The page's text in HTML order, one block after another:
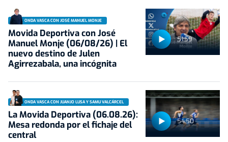
51:59
ONDA VASCA CON JOSÉ MANUEL MONJE
Movida Deportiva con José
Manuel Monje (06/08/26) | El
nuevo destino de Julen
Agirrezabala, una incógnita
54:50
ONDA VASCA CON JUANJO LUSA Y SAMU VALCÁRCEL
La Movida Deportiva (06.08.26):
Mesa redonda por el fichaje del
central